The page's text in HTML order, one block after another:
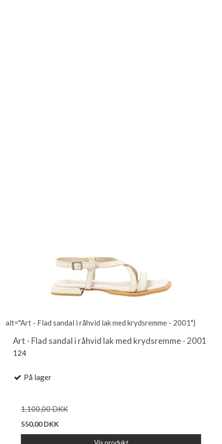
alt="Art - Flad sandal i råhvid lak med krydsremme - 2001"}
Art - Flad sandal i råhvid lak med krydsremme - 2001
124
På lager
1.100,00 DKK
550,00 DKK
Vis produkt